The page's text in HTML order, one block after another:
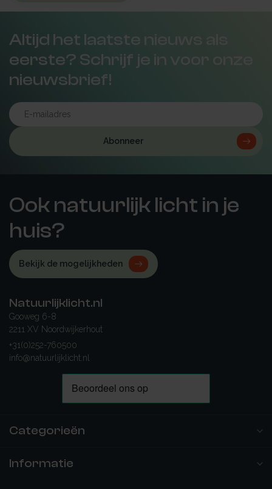
Altijd het laatste nieuws als
eerste? Schrijf je in voor onze
nieuwsbrief!
Abonneer
Ook natuurlijk licht in je
huis?
Bekijk de mogelijkheden
Natuurlijklicht.nl
Gooweg 6-8
2211 XV Noordwijkerhout
+31(0)252-760500
info@natuurlijklicht.nl
Categorieën
Informatie